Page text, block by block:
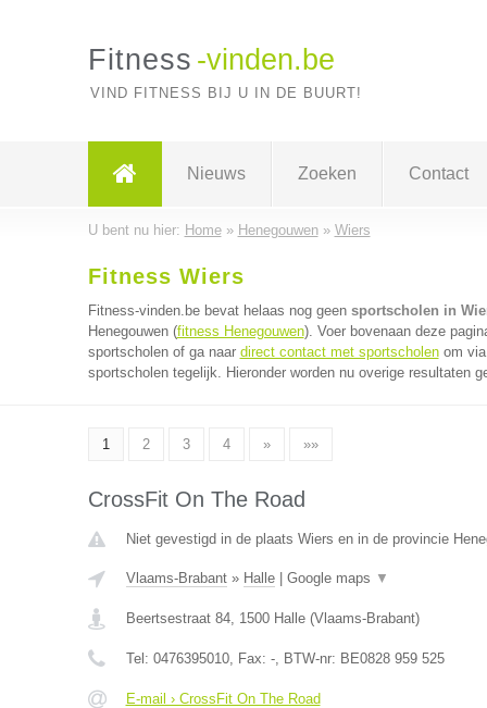
Fitness -vinden.be
VIND FITNESS BIJ U IN DE BUURT!
Nieuws Zoeken Contact
U bent nu hier: Home» Henegouwen» Wiers
Fitness Wiers
Fitness-vinden.be bevat helaas nog geen sportscholen in
Henegouwen (fitness Henegouwen). Voer bovenaan deze
sportscholen of ga naar direct contact met sportscholenom via
sportscholen tegelijk. Hieronder worden nu overige resultaten
1 2 3 4 » »»
CrossFit On The Road
Niet gevestigd in de plaats Wiers en in de provincie
Vlaams-Brabant» Halle| Google maps ▼
Beertsestraat 84, 1500 Halle(Vlaams-Brabant)
Tel: 0476395010, Fax: -, BTW-nr: BE0828 959 525
E-mail › CrossFit On The Road